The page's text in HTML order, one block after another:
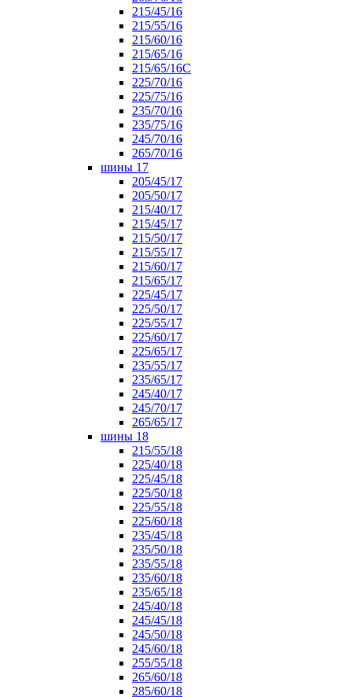
215/45/16
215/55/16
215/60/16
215/65/16
215/65/16С
225/70/16
225/75/16
235/70/16
235/75/16
245/70/16
265/70/16
шины 17
205/45/17
205/50/17
215/40/17
215/45/17
215/50/17
215/55/17
215/60/17
215/65/17
225/45/17
225/50/17
225/55/17
225/60/17
225/65/17
235/55/17
235/65/17
245/40/17
245/70/17
265/65/17
шины 18
215/55/18
225/40/18
225/45/18
225/50/18
225/55/18
225/60/18
235/45/18
235/50/18
235/55/18
235/60/18
235/65/18
245/40/18
245/45/18
245/50/18
245/60/18
255/55/18
265/60/18
285/60/18